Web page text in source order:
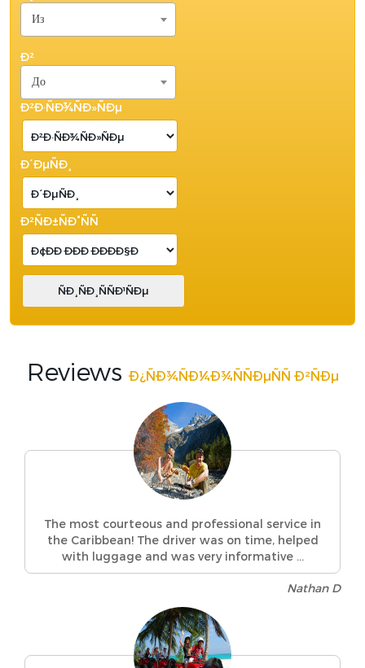
Из
Ð²
До
Ð²Ð·ÑÐ¾ÑÐ»ÑÐµ
Ð´ÐµÑÐ¸
Ð²ÑÐ±ÑÐ°ÑÑ
Reviews Ð¿ÑÐ¾ÑÐ¼Ð¾ÑÑÐµÑÑ Ð²ÑÐµ
The most courteous and professional service in
the Caribbean! The driver was on time, helped
with luggage and was very informative ...
Nathan D